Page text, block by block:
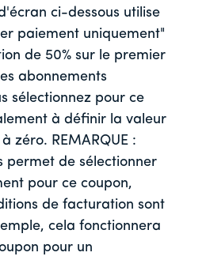
ci-dessous utilise
paiement uniquement"
de 50% sur le premier
abonnements
sélectionnez pour ce
à définir la valeur
à zéro. REMARQUE :
permet de sélectionner
pour ce coupon,
de facturation sont
cela fonctionnera
pour un